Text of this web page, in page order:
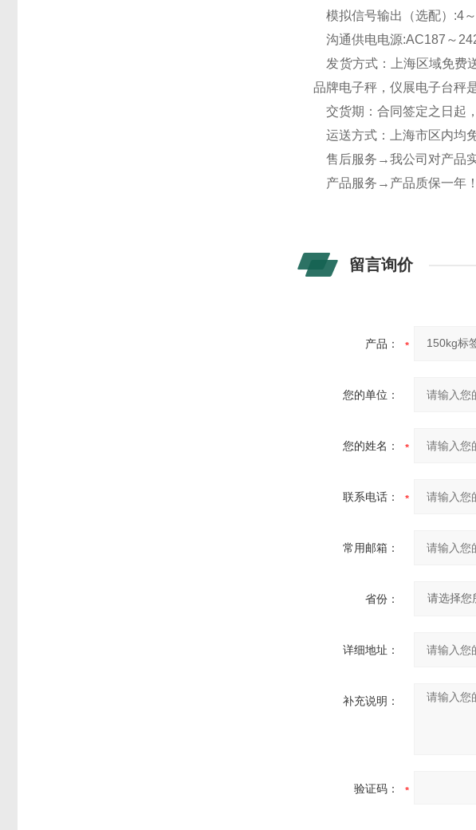
模拟信号输出（选配）:4
沟通供电电源:AC187～
发货方式：上海区域免费
品牌电子秤，仪展电子台秤
交货期：合同签定之日起
运送方式：上海市区内均
售后服务→我公司对产品实
产品服务→产品质保一年
留言询价
产品：
您的单位：
您的姓名：
联系电话：
常用邮箱：
省份：
详细地址：
补充说明：
验证码：